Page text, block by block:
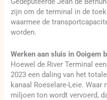
zijn om de terminal in de
waarmee de
worden.
Werken aan sluis in Ooigem
Hoewel de River Terminal
2023 een daling van het
kanaal Roeselare-Leie.
miljoen ton wordt vervoerd,